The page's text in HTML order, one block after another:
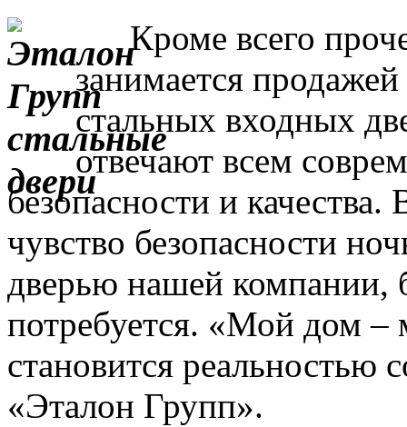
Кроме всего
занимается
стальных входных
отвечают всем
безопасности и
чувство безопасности
дверью нашей компании,
потребуется. «Мой дом –
становится реальностью
«Эталон Групп».